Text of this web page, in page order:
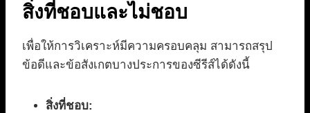
สิ่งที่ชอบและไม่ชอบ
เพื่อให้การวิเคราะห์มีความครอบคลุม สามารถสรุป
ข้อดีและข้อสังเกตบางประการของซีรีส์ได้ดังนี้
สิ่งที่ชอบ: